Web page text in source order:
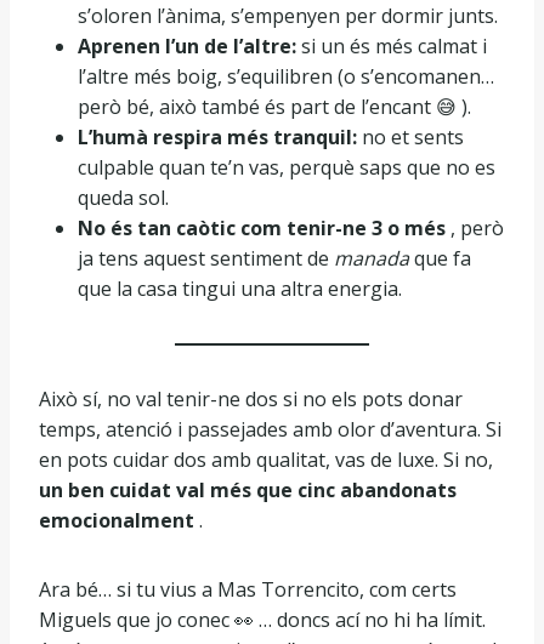
s’oloren l’ànima, s’empenyen per dormir junts.
Aprenen l’un de l’altre:si un és més calmat i
l’altre més boig, s’equilibren (o s’encomanen…
però bé, això també és part de l’encant 😅 ).
L’humà respira més tranquil: no et sents
culpable quan te’n vas, perquè saps que no es
queda sol.
No és tan caòtic com tenir-ne 3 o més , però
ja tens aquest sentiment de manadaque fa
que la casa tingui una altra energia.
Això sí, no val tenir-ne dos si no els pots donar
temps, atenció i passejades amb olor d’aventura. Si
en pots cuidar dos amb qualitat, vas de luxe. Si no,
un ben cuidat val més que cinc abandonats
emocionalment .
Ara bé… si tu vius a Mas Torrencito, com certs
Miguels que jo conec 👀 … doncs ací no hi ha límit.